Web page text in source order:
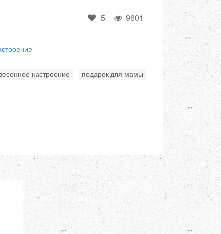
5 9601
настроение подарок для мамы